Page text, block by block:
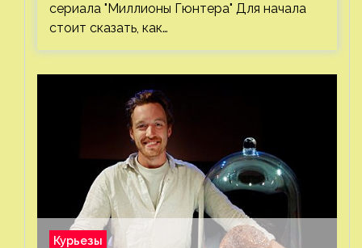
сериала "Миллионы Гюнтера" Для начала
стоит сказать, как…
Курьезы